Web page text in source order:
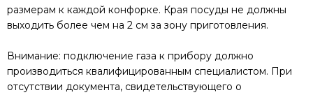
размерам к каждой конфорке. Края посуды не должны
выходить более чем на 2 см за зону приготовления.
Внимание: подключение газа к прибору должно
производиться квалифицированным специалистом. При
отсутствии документа, свидетельствующего о